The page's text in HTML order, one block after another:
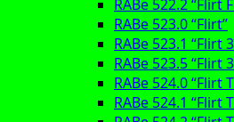
RABe 522.2 “Flirt
RABe 523.0 “Flirt”
RABe 523.1 “Flirt
RABe 523.5 “Flirt
RABe 524.0 “Flirt
RABe 524.1 “Flirt